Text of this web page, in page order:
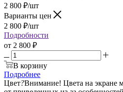
2 800 ₽/шт
Варианты цен
2 800 ₽/шт
Подробности
от 2 800 ₽
В корзину
Подробнее
Цвет?Внимание! Цвета на экране